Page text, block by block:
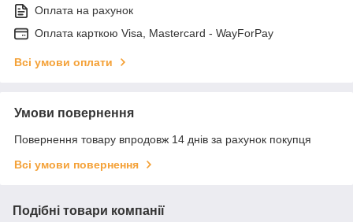
Оплата на рахунок
Оплата карткою Visa, Mastercard - WayForPay
Всі умови оплати
Умови повернення
Повернення товару впродовж 14 днів за рахунок покупця
Всі умови повернення
Подібні товари компанії